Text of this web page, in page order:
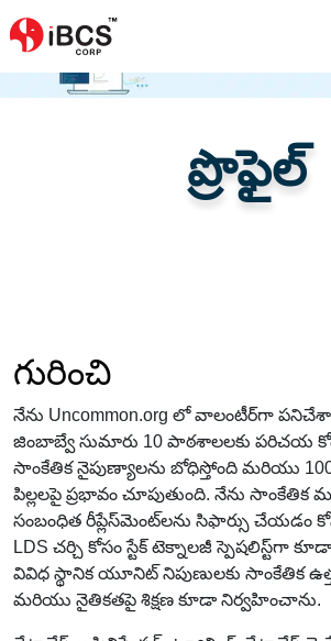
ప్రొఫైల్
Home
గురించి
నేను Uncommon.org లో వాలంటీర్‌గా
జింబాబ్వే సుమారు 10 పాఠశాలలకు పరిచయ
సాంకేతిక నైపుణ్యాలను బోధిస్తోంది మరియు
పిల్లలపై ప్రభావం చూపుతుంది. నేను సాంకేతిక
సంబంధిత రీప్లేస్‌మెంట్‌లను సిఫార్సు చేయడం
LDS చర్చి కోసం స్టేక్ టెక్నాలజీ స్పెషలిస్ట్‌గా
వివిధ స్థానిక యూనిట్ నిపుణులకు సాంకేతిక
మరియు నైతికతపై శిక్షణ కూడా నిర్వహించాను.